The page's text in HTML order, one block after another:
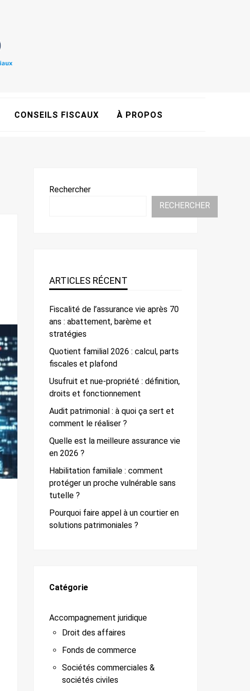
CONSEILS FISCAUX À PROPOS
Rechercher
RECHERCHER
ARTICLES RÉCENT
Fiscalité de l’assurance vie après 70
ans : abattement, barème et
stratégies
Quotient familial 2026 : calcul, parts
fiscales et plafond
Usufruit et nue-propriété : définition,
droits et fonctionnement
Audit patrimonial : à quoi ça sert et
comment le réaliser ?
Quelle est la meilleure assurance vie
en 2026 ?
Habilitation familiale : comment
protéger un proche vulnérable sans
tutelle ?
Pourquoi faire appel à un courtier en
solutions patrimoniales ?
Catégorie
Accompagnement juridique
Droit des affaires
Fonds de commerce
Sociétés commerciales &
sociétés civiles